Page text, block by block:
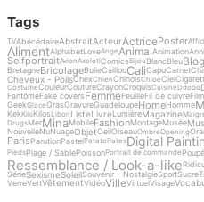
Tags
TVAbécédaireAbstraitActeurActricePoster
AlimentAlphabetLoveAnge AnimalAnimation
SelfportraitAvionAxolotlComicsBijou BlancBleuBlog
BretagneBricolageBulleCaillouCaliCapuCarnet
Cheveux - PoilsChexChienChinoisChloéCiel
CostumeCouleurCoutureCrayonCroquisCuisineDdooo
FantômeFake coversFemmeFeuilleFil de cuivre
GeekGlaceGrasGravureGuadeloupeHomeHomme
KekKikiKilosLibon ListeLivreLumièreMagazine
DrugsMerMinaMobileFashionMontageMusée
NouvelleNuNuageObjetOeilOiseauOmbreOpening
ParisParutionPastelPatatePatesDigital
PiedsPlage / SablePoissonPortrait de commande
Ressemblance / Look-a-like
SérieSexismeSoleilSouvenir - NostalgieSportSucre
VerreVertVêtementVidéoVilleVirtuelVisage